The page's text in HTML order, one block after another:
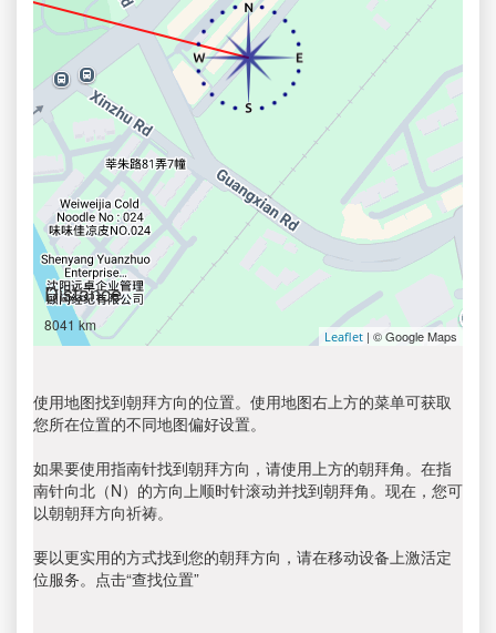
Distance
8041 km
Leaflet | © Google Maps
使用地图找到朝拜方向的位置。使用地图右上方的菜单可获取
您所在位置的不同地图偏好设置。
如果要使用指南针找到朝拜方向，请使用上方的朝拜角。在指
南针向北（N）的方向上顺时针滚动并找到朝拜角。现在，您可
以朝朝拜方向祈祷。
要以更实用的方式找到您的朝拜方向，请在移动设备上激活定
位服务。点击“查找位置”